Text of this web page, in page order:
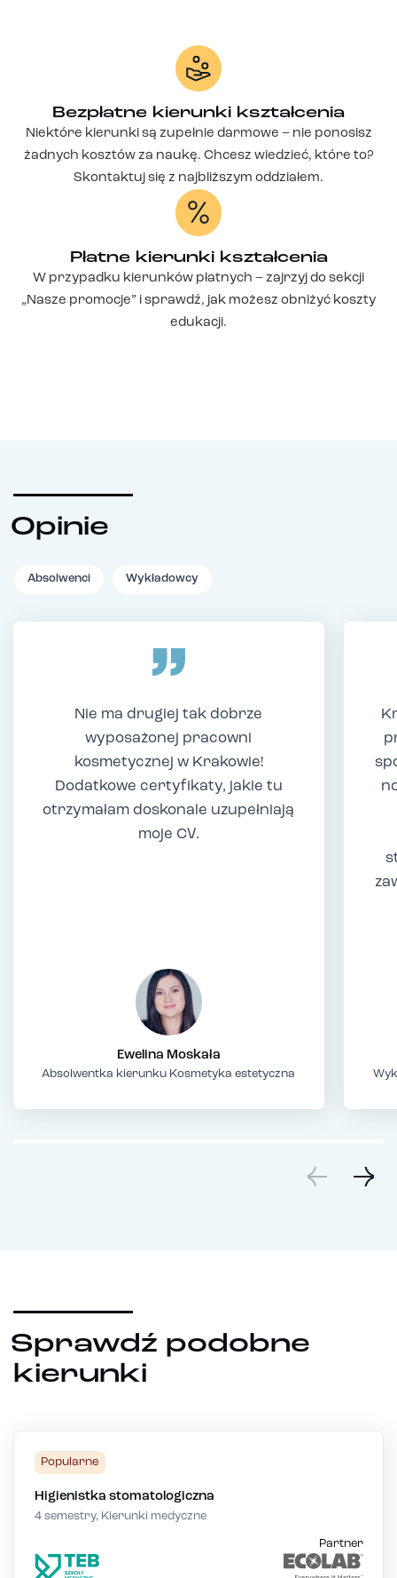
Bezpłatne kierunki kształcenia
Niektóre kierunki są zupełnie darmowe – nie ponosisz
żadnych kosztów za naukę. Chcesz wiedzieć, które to?
Skontaktuj się z najbliższym oddziałem.
Płatne kierunki kształcenia
W przypadku kierunków płatnych – zajrzyj do sekcji
„Nasze promocje” i sprawdź, jak możesz obniżyć koszty
edukacji.
Opinie
Absolwenci Wykładowcy
Nie ma drugiej tak dobrze
wyposażonej pracowni
kosmetycznej w Krakowie!
Dodatkowe certyfikaty, jakie tu
otrzymałam doskonale uzupełniają
moje CV.
Ewelina Moskała
Absolwentka kierunku Kosmetyka estetyczna
Sprawdź podobne
kierunki
Popularne
Higienistka stomatologiczna
4 semestry, Kierunki medyczne
Partner